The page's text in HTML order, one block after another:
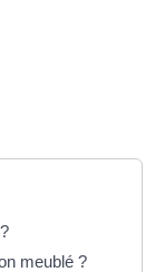
meublé ?